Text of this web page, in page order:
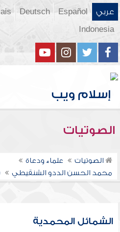
عربي Español
Deutsch
Indonesia
الصوتيات
الصوتيات
علماء ودعاة
محمد الحسن الددو الشنقيطي
الشمائل المحمدية